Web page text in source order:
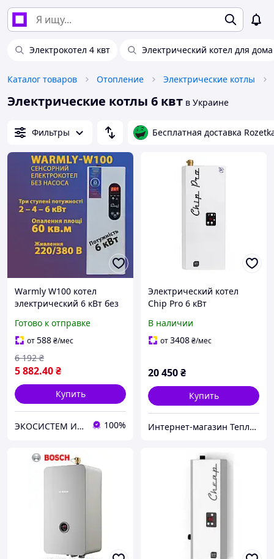
Электрокотел 4 квт Электрический котел для дома
Каталог товаров Отопление Электрические котлы
Электрические котлы 6 квт в Украине
Фильтры Бесплатная доставка
Warmly W100 котел
электрический 6 кВт без
Готово к отправке
от588₴/мес
5 882.40₴
6 192 ₴
Купить
ЭКОСИСТЕМ ИНЖИНИРИНГ ООО 100%
Электрический котел
Chip Pro 6 кВт
В наличии
от3408₴/мес
20 450₴
Купить
Интернет-магазин Теплотехника